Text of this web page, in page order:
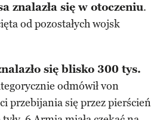
znalazła się w otoczeniu.
od pozostałych wojsk
się blisko 300 tys.
odmówił von
przebijania się przez pierścień